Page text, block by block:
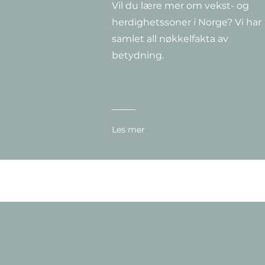
Hurtigvisning
Clematis montana 'Rubens'
Pris
379,00 kr
Hurtigvisning
Clematis ‘Multi Blue’
Pris
349,00 kr
Hurtigvisning
Clematis 'Super Nova'
Pris
299,00 kr
Vil du lære mer om vekst- og
herdighetssoner i Norge? Vi har
samlet all nøkkelfakta av
betydning.
Les mer